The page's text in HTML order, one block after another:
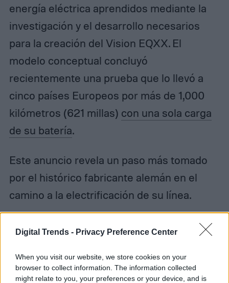
Digital Trends - Privacy Preference Center
When you visit our website, we store cookies on your
browser to collect information. The information collected
might relate to you, your preferences or your device, and is
energía eléctrica aprendidos mediante la
investigación y el desarrollo necesarios
para la creación del Vision EQXX. El
modelo conceptual concluyó
recientemente una prueba que lo llevó a
cinco países Europeos por más de 1,000
kilómetros (621 millas) con una sola carga
de su batería.
Este anuncio revela un paso más tomado
por el histórico fabricante alemán en el
camino a la electrificación de su línea.
Simón Gomez
Former Digital Trends Contributor